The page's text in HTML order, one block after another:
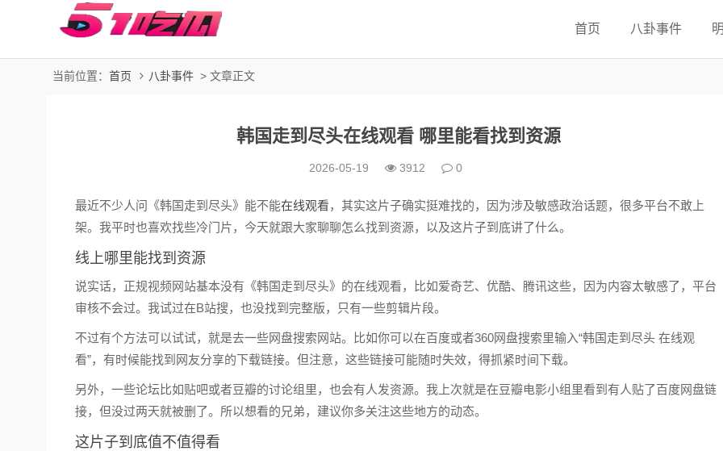
首页 八卦事件
当前位置： 首页 八卦事件 > 文章正文
韩国走到尽头在线观看 哪里能看找到资源
2026-05-19 3912 0
最近不少人问《韩国走到尽头》能不能在线观看，其实这片子确实挺难找的，因为涉及敏感政治话题，很多平台不敢上
架。我平时也喜欢找些冷门片，今天就跟大家聊聊怎么找到资源，以及这片子到底讲了什么。
线上哪里能找到资源
说实话，正规视频网站基本没有《韩国走到尽头》的在线观看，比如爱奇艺、优酷、腾讯这些，因为内容太敏感了，平台
审核不会过。我试过在B站搜，也没找到完整版，只有一些剪辑片段。
不过有个方法可以试试，就是去一些网盘搜索网站。比如你可以在百度或者360网盘搜索里输入“韩国走到尽头 在线观
看”，有时候能找到网友分享的下载链接。但注意，这些链接可能随时失效，得抓紧时间下载。
另外，一些论坛比如贴吧或者豆瓣的讨论组里，也会有人发资源。我上次就是在豆瓣电影小组里看到有人贴了百度网盘链
接，但没过两天就被删了。所以想看的兄弟，建议你多关注这些地方的动态。
这片子到底值不值得看